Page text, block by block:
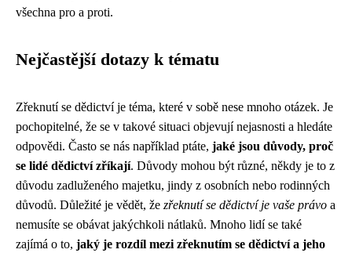
všechna pro a proti.
Nejčastější dotazy k tématu
Zřeknutí se dědictví je téma, které v sobě nese mnoho otázek. Je
pochopitelné, že se v takové situaci objevují nejasnosti a hledáte
odpovědi. Často se nás například ptáte, jaké jsou důvody, proč
se lidé dědictví zříkají. Důvody mohou být různé, někdy je to z
důvodu zadluženého majetku, jindy z osobních nebo rodinných
důvodů. Důležité je vědět, že zřeknutí se dědictví je vaše právo a
nemusíte se obávat jakýchkoli nátlaků. Mnoho lidí se také
zajímá o to, jaký je rozdíl mezi zřeknutím se dědictví a jeho